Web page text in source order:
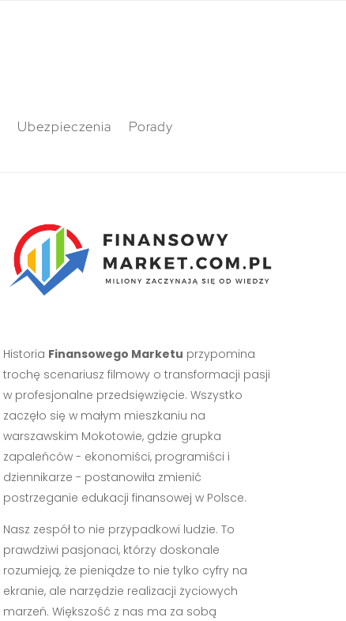
Ubezpieczenia Porady
Historia Finansowego Marketu przypomina
trochę scenariusz filmowy o transformacji pasji
w profesjonalne przedsięwzięcie. Wszystko
zaczęło się w małym mieszkaniu na
warszawskim Mokotowie, gdzie grupka
zapaleńców - ekonomiści, programiści i
dziennikarze - postanowiła zmienić
postrzeganie edukacji finansowej w Polsce.
Nasz zespół to nie przypadkowi ludzie. To
prawdziwi pasjonaci, którzy doskonale
rozumieją, że pieniądze to nie tylko cyfry na
ekranie, ale narzędzie realizacji życiowych
marzeń. Większość z nas ma za sobą